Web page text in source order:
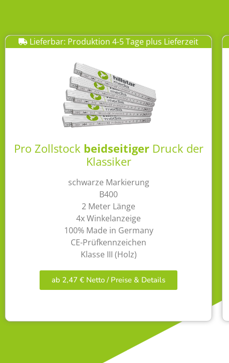
Lieferbar: Produktion 4-5 Tage plus Lieferzeit
Pro Zollstock beidseitiger Druck der
Klassiker
schwarze Markierung
B400
2 Meter Länge
4x Winkelanzeige
100% Made in Germany
CE-Prüfkennzeichen
Klasse III (Holz)
ab 2,47 € Netto / Preise & Details